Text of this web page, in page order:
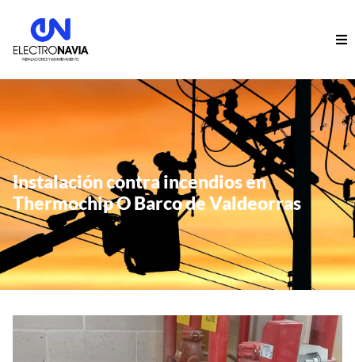
Instalación contra incendios en
Thermochip O Barco de Valdeorras